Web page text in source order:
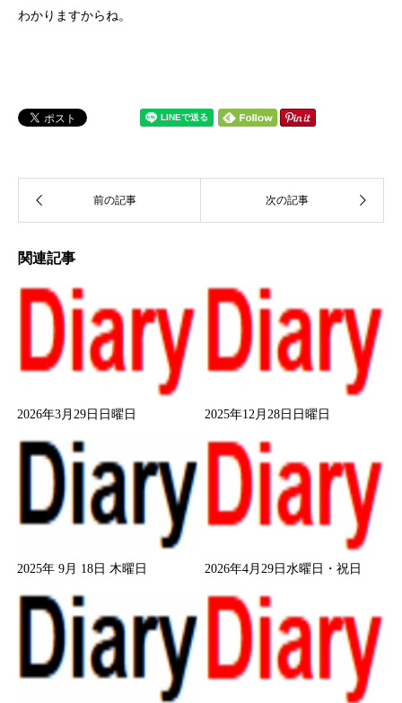
わかりますからね。
関連記事
2026年3月29日日曜日 2025年12月28日日曜日
2025年 9月 18日 木曜日 2026年4月29日水曜日・祝日